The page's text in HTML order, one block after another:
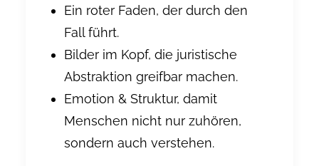
Ein roter Faden, der durch den
Fall führt.
Bilder im Kopf, die juristische
Abstraktion greifbar machen.
Emotion & Struktur, damit
Menschen nicht nur zuhören,
sondern auch verstehen.